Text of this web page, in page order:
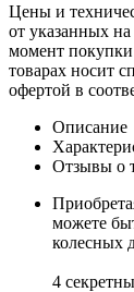
Цены и
от указанных на
момент
товарах носит
офертой в
Описание
Отзывы о
можете
колесных
4